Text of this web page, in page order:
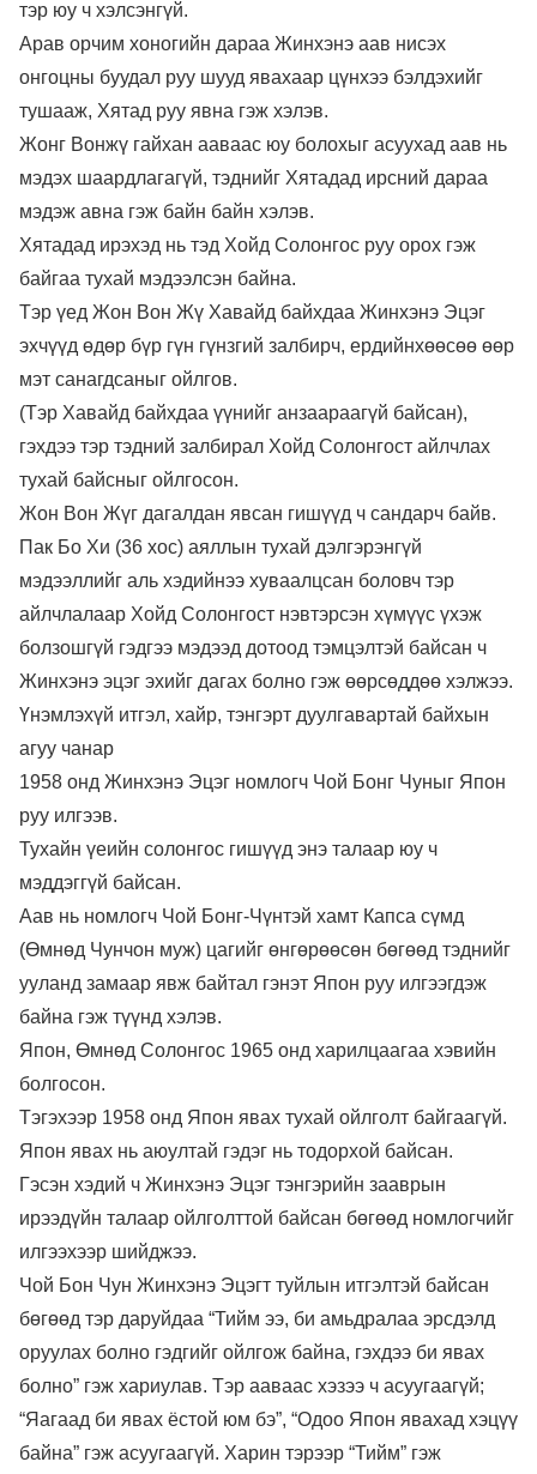
тэр юу ч хэлсэнгүй.
Арав орчим хоногийн дараа Жинхэнэ аав нисэх
онгоцны буудал руу шууд явахаар цүнхээ бэлдэхийг
тушааж, Хятад руу явна гэж хэлэв.
Жонг Вонжү гайхан ааваас юу болохыг асуухад аав нь
мэдэх шаардлагагүй, тэднийг Хятадад ирсний дараа
мэдэж авна гэж байн байн хэлэв.
Хятадад ирэхэд нь тэд Хойд Солонгос руу орох гэж
байгаа тухай мэдээлсэн байна.
Тэр үед Жон Вон Жү Хавайд байхдаа Жинхэнэ Эцэг
эхчүүд өдөр бүр гүн гүнзгий залбирч, ердийнхөөсөө өөр
мэт санагдсаныг ойлгов.
(Тэр Хавайд байхдаа үүнийг анзаараагүй байсан),
гэхдээ тэр тэдний залбирал Хойд Солонгост айлчлах
тухай байсныг ойлгосон.
Жон Вон Жүг дагалдан явсан гишүүд ч сандарч байв.
Пак Бо Хи (36 хос) аяллын тухай дэлгэрэнгүй
мэдээллийг аль хэдийнээ хуваалцсан боловч тэр
айлчлалаар Хойд Солонгост нэвтэрсэн хүмүүс үхэж
болзошгүй гэдгээ мэдээд дотоод тэмцэлтэй байсан ч
Жинхэнэ эцэг эхийг дагах болно гэж өөрсөддөө хэлжээ.
Үнэмлэхүй итгэл, хайр, тэнгэрт дуулгавартай байхын
агуу чанар
1958 онд Жинхэнэ Эцэг номлогч Чой Бонг Чуныг Япон
руу илгээв.
Тухайн үеийн солонгос гишүүд энэ талаар юу ч
мэддэггүй байсан.
Аав нь номлогч Чой Бонг-Чүнтэй хамт Капса сүмд
(Өмнөд Чунчон муж) цагийг өнгөрөөсөн бөгөөд тэднийг
ууланд замаар явж байтал гэнэт Япон руу илгээгдэж
байна гэж түүнд хэлэв.
Япон, Өмнөд Солонгос 1965 онд харилцаагаа хэвийн
болгосон.
Тэгэхээр 1958 онд Япон явах тухай ойлголт байгаагүй.
Япон явах нь аюултай гэдэг нь тодорхой байсан.
Гэсэн хэдий ч Жинхэнэ Эцэг тэнгэрийн зааврын
ирээдүйн талаар ойлголттой байсан бөгөөд номлогчийг
илгээхээр шийджээ.
Чой Бон Чун Жинхэнэ Эцэгт туйлын итгэлтэй байсан
бөгөөд тэр даруйдаа “Тийм ээ, би амьдралаа эрсдэлд
оруулах болно гэдгийг ойлгож байна, гэхдээ би явах
болно” гэж хариулав. Тэр ааваас хэзээ ч асуугаагүй;
“Яагаад би явах ёстой юм бэ”, “Одоо Япон явахад хэцүү
байна” гэж асуугаагүй. Харин тэрээр “Тийм” гэж